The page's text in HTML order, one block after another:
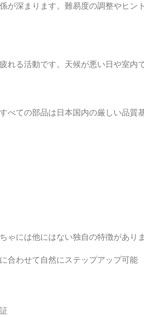
深まります。難易度の調整やヒ
る活動です。天候が悪い日や室内
ての部品は日本国内の厳しい品質
には他にはない独自の特徴がありま
合わせて自然にステップアップ可能